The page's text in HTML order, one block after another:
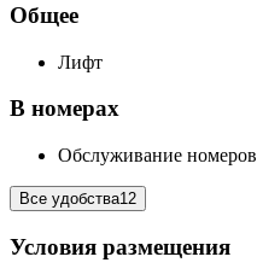
Общее
Лифт
В номерах
Обслуживание номеров
Все удобства12
Условия размещения